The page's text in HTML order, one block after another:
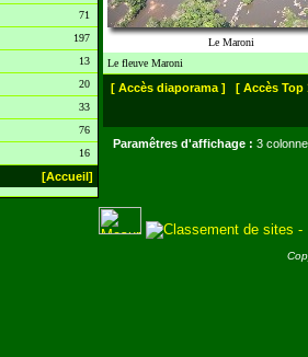
71
197
13
20
33
76
16
[Accueil]
Le Maroni
Le fleuve Maroni
[ Accès diaporama ] [ Accès Top
Paramêtres d'affichage : 3